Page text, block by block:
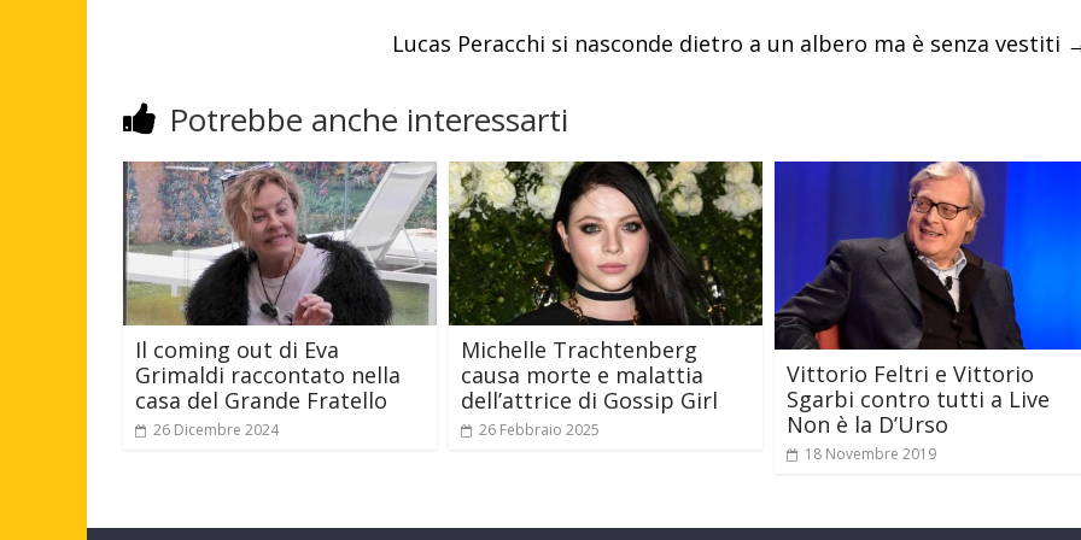
Lucas Peracchi si nasconde dietro a un albero ma è senza vestiti
Potrebbe anche interessarti
Il coming out di Eva
Grimaldi raccontato nella
casa del Grande Fratello
26 Dicembre 2024
Michelle Trachtenberg
causa morte e malattia
dell’attrice di Gossip Girl
26 Febbraio 2025
Vittorio Feltri e Vittorio
Sgarbi contro tutti a Live
Non è la D’Urso
18 Novembre 2019